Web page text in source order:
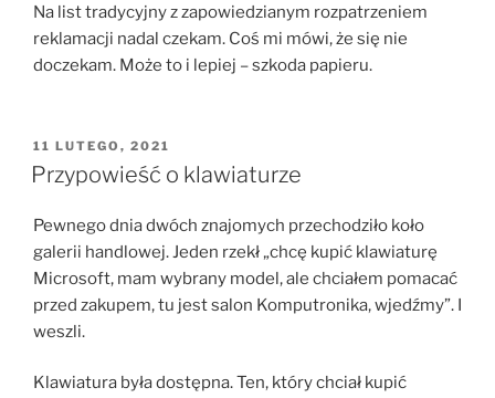
Na list tradycyjny z zapowiedzianym rozpatrzeniem
reklamacji nadal czekam. Coś mi mówi, że się nie
doczekam. Może to i lepiej – szkoda papieru.
OPUBLIKOWANE
W
11 LUTEGO, 2021
Przypowieść o klawiaturze
Pewnego dnia dwóch znajomych przechodziło koło
galerii handlowej. Jeden rzekł „chcę kupić klawiaturę
Microsoft, mam wybrany model, ale chciałem pomacać
przed zakupem, tu jest salon Komputronika, wjedźmy”. I
weszli.
Klawiatura była dostępna. Ten, który chciał kupić